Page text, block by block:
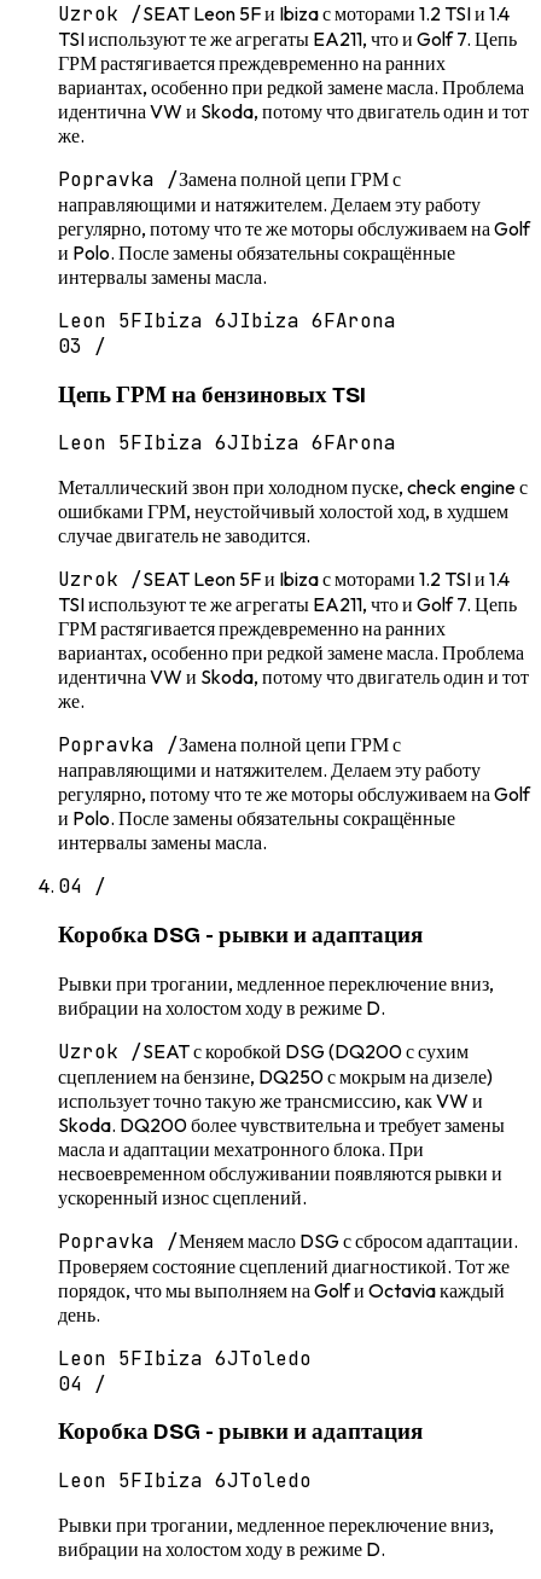
Uzrok /SEAT Leon 5F и Ibiza с моторами 1.2 TSI и 1.4
TSI используют те же агрегаты EA211, что и Golf 7. Цепь
ГРМ растягивается преждевременно на ранних
вариантах, особенно при редкой замене масла. Проблема
идентична VW и Skoda, потому что двигатель один и тот
же.
Popravka /Замена полной цепи ГРМ с
направляющими и натяжителем. Делаем эту работу
регулярно, потому что те же моторы обслуживаем на Golf
и Polo. После замены обязательны сокращённые
интервалы замены масла.
Leon 5FIbiza 6JIbiza 6FArona
03 /
Цепь ГРМ на бензиновых TSI
Leon 5FIbiza 6JIbiza 6FArona
Металлический звон при холодном пуске, check engine с
ошибками ГРМ, неустойчивый холостой ход, в худшем
случае двигатель не заводится.
Uzrok /SEAT Leon 5F и Ibiza с моторами 1.2 TSI и 1.4
TSI используют те же агрегаты EA211, что и Golf 7. Цепь
ГРМ растягивается преждевременно на ранних
вариантах, особенно при редкой замене масла. Проблема
идентична VW и Skoda, потому что двигатель один и тот
же.
Popravka /Замена полной цепи ГРМ с
направляющими и натяжителем. Делаем эту работу
регулярно, потому что те же моторы обслуживаем на Golf
и Polo. После замены обязательны сокращённые
интервалы замены масла.
04 /
Коробка DSG - рывки и адаптация
Рывки при трогании, медленное переключение вниз,
вибрации на холостом ходу в режиме D.
Uzrok /SEAT с коробкой DSG (DQ200 с сухим
сцеплением на бензине, DQ250 с мокрым на дизеле)
использует точно такую же трансмиссию, как VW и
Skoda. DQ200 более чувствительна и требует замены
масла и адаптации мехатронного блока. При
несвоевременном обслуживании появляются рывки и
ускоренный износ сцеплений.
Popravka /Меняем масло DSG с сбросом адаптации.
Проверяем состояние сцеплений диагностикой. Тот же
порядок, что мы выполняем на Golf и Octavia каждый
день.
Leon 5FIbiza 6JToledo
04 /
Коробка DSG - рывки и адаптация
Leon 5FIbiza 6JToledo
Рывки при трогании, медленное переключение вниз,
вибрации на холостом ходу в режиме D.